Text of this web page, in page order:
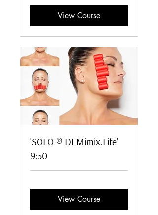
View Course
'SOLO ® DI Mimix.Life'
9:50
View Course